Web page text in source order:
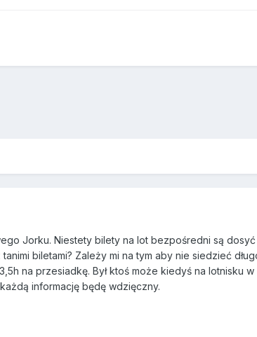
Jorku. Niestety bilety na lot bezpośredni są
biletami? Zależy mi na tym aby nie siedzieć
na przesiadkę. Był ktoś może kiedyś na lotnisku
informację będę wdzięczny.